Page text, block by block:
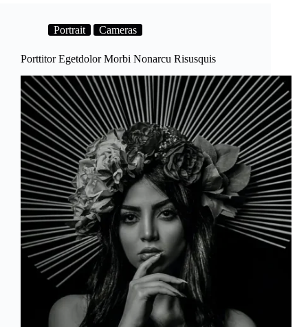
Portrait Cameras
Porttitor Egetdolor Morbi Nonarcu Risusquis